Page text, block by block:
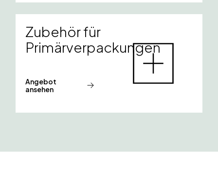
Zubehör für
Primärverpackungen
Angebot
ansehen